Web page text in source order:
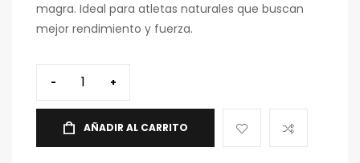
magra. Ideal para atletas naturales que buscan
mejor rendimiento y fuerza.
- +
AÑADIR AL CARRITO